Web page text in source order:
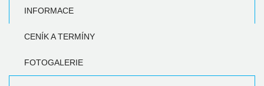
INFORMACE
CENÍK A TERMÍNY
FOTOGALERIE